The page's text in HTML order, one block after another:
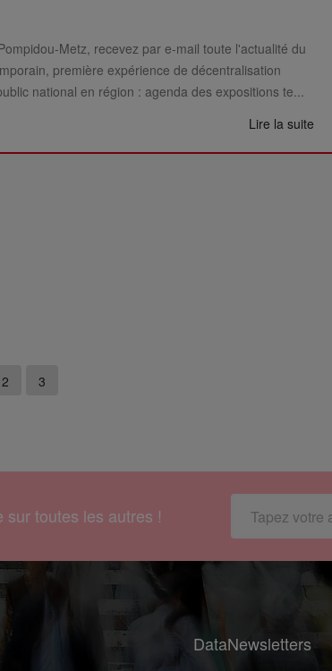
Metz, recevez par e-mail toute l'actualité du
première expérience de décentralisation
national en région : agenda des expositions te...
Lire la suite
2 3
toutes les autres !
DataNewsletters